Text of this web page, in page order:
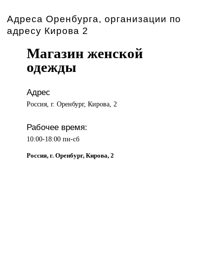
Адреса Оренбурга, организации по
адресу Кирова 2
Магазин женской
одежды
Адрес
Россия, г. Оренбург, Кирова, 2
Рабочее время:
10:00-18:00 пн-сб
Россия, г. Оренбург, Кирова, 2